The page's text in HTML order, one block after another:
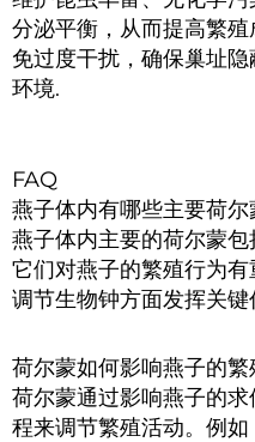
分泌平衡，从而提高繁
免过度干扰，确保巢址
环境.
FAQ
燕子体内有哪些主要荷尔
燕子体内主要的荷尔蒙包
它们对燕子的繁殖行为
调节生物钟方面发挥关键
荷尔蒙如何影响燕子的繁
荷尔蒙通过影响燕子的
程来调节繁殖活动。例